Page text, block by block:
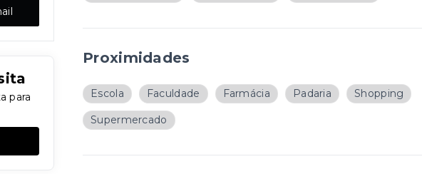
para
Proximidades
Escola Faculdade Farmácia Padaria Shopping
Supermercado